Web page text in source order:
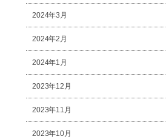
2024年3月
2024年2月
2024年1月
2023年12月
2023年11月
2023年10月